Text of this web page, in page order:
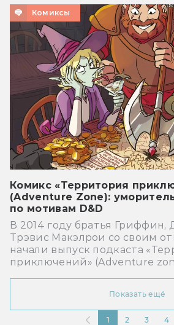
Комиксы
Комикс «Территория
(Adventure Zone):
по мотивам D&D
В 2014 году братья Гриффин,
Трэвис Макэлрои со своим
начали выпуск подкаста
приключений» (Adventure
Показать ещё
1 2 3 4